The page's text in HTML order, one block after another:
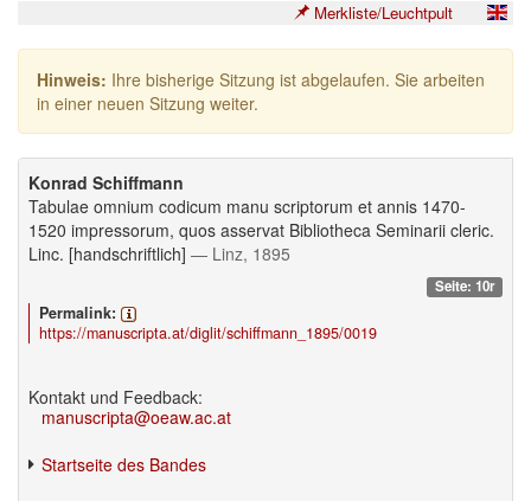
Merkliste/Leuchtpult
Hinweis: Ihre bisherige Sitzung ist abgelaufen. Sie arbeiten
in einer neuen Sitzung weiter.
Konrad Schiffmann
Tabulae omnium codicum manu scriptorum et annis 1470-
1520 impressorum, quos asservat Bibliotheca Seminarii cleric.
Linc. [handschriftlich] — Linz, 1895
Seite: 10r
Permalink:
https://manuscripta.at/diglit/schiffmann_1895/0019
Kontakt und Feedback:
manuscripta@oeaw.ac.at
Startseite des Bandes